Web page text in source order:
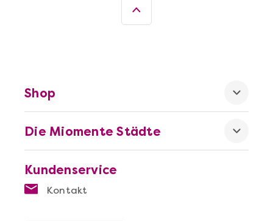
Die beste Pizza@Home
Kundenservice
Kontakt
Die Miomente Städte
Shop